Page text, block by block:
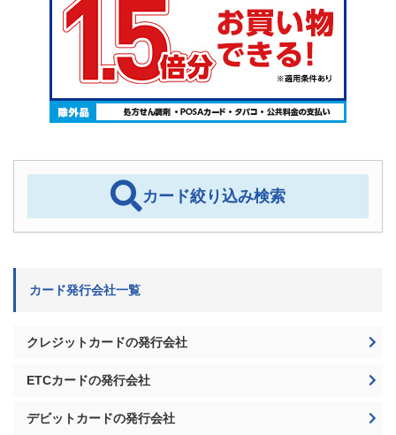
カード絞り込み検索
カード発行会社一覧
クレジットカードの発行会社
ETCカードの発行会社
デビットカードの発行会社